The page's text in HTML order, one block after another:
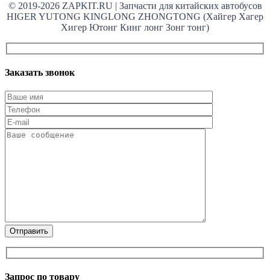
© 2019-2026 ZAPKIT.RU | Запчасти для китайских автобусов
HIGER YUTONG KINGLONG ZHONGTONG (Хайгер Хагер
Хигер Ютонг Кинг лонг Зонг тонг)
Заказать звонок
Запрос по товару